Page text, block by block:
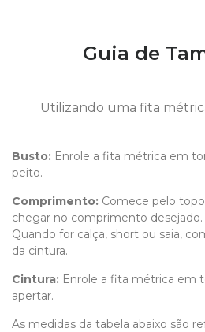
Guia de
Utilizando uma fita
Busto: Enrole a fita métrica em
peito.
Comprimento: Comece pelo
chegar no comprimento desejado.
Quando for calça, short ou saia,
da cintura.
Cintura: Enrole a fita métrica em
apertar.
As medidas da tabela abaixo são